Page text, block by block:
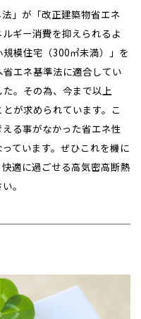
」が「改正建築物省エネ
ギー消費を抑えられるよ
模住宅（300㎡未満）」を
エネ基準法に適合してい
。その為、今まで以上
が求められています。こ
る事がなかった省エネ性
ています。ぜひこれを機に
適に過ごせる高気密高断熱
。